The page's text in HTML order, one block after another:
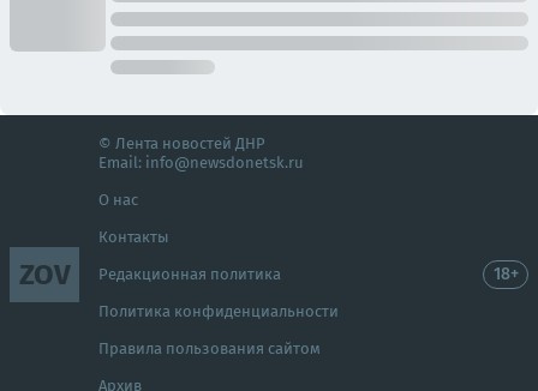
ZOV
© Лента новостей ДНР
Email: info@newsdonetsk.ru
О нас
Контакты
Редакционная политика
Политика конфиденциальности
Правила пользования сайтом
Архив
18+